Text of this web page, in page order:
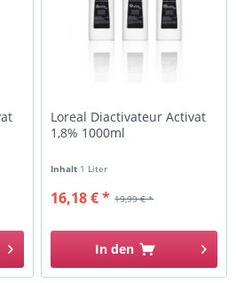
Loreal Diactivateur Activat
1,8% 1000ml
Inhalt 1 Liter
19,99 € *
16,18 € *
In den